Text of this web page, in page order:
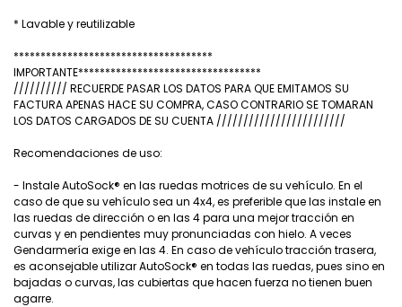
* Lavable y reutilizable
*************************************
IMPORTANTE**********************************
////////// RECUERDE PASAR LOS DATOS PARA QUE EMITAMOS SU
FACTURA APENAS HACE SU COMPRA, CASO CONTRARIO SE TOMARAN
LOS DATOS CARGADOS DE SU CUENTA ////////////////////////
Recomendaciones de uso:
- Instale AutoSock® en las ruedas motrices de su vehículo. En el
caso de que su vehículo sea un 4x4, es preferible que las instale en
las ruedas de dirección o en las 4 para una mejor tracción en
curvas y en pendientes muy pronunciadas con hielo. A veces
Gendarmería exige en las 4. En caso de vehículo tracción trasera,
es aconsejable utilizar AutoSock® en todas las ruedas, pues sino en
bajadas o curvas, las cubiertas que hacen fuerza no tienen buen
agarre.